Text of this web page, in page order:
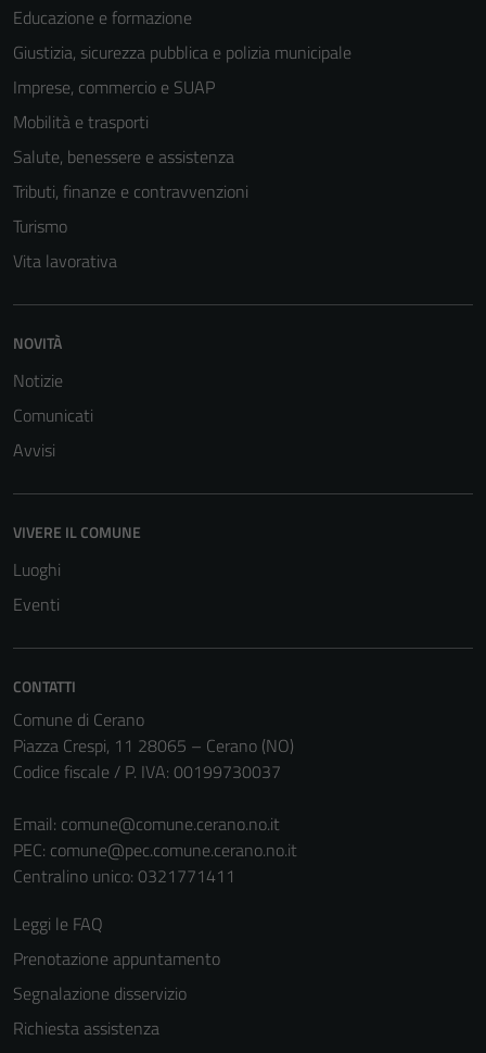
Educazione e formazione
Giustizia, sicurezza pubblica e polizia municipale
Imprese, commercio e SUAP
Mobilità e trasporti
Salute, benessere e assistenza
Tributi, finanze e contravvenzioni
Turismo
Vita lavorativa
NOVITÀ
Notizie
Comunicati
Avvisi
VIVERE IL COMUNE
Luoghi
Eventi
CONTATTI
Comune di Cerano
Piazza Crespi, 11 28065 – Cerano (NO)
Codice fiscale / P. IVA: 00199730037
Email: comune@comune.cerano.no.it
PEC: comune@pec.comune.cerano.no.it
Centralino unico: 0321771411
Leggi le FAQ
Prenotazione appuntamento
Segnalazione disservizio
Richiesta assistenza
possono
essere
Questi cookie
non raccolgono